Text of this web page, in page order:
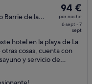
Barrie de la
El
precio
es
de
94 €
por
94 €
por noche
6 sept - 7
sept
hotel en la playa de La
cosas, cuenta con
y servicio de